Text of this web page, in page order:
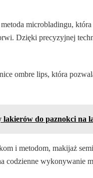
microbladingu,
Dzięki precyzyjnej
ombre lips, która
do paznokci na
i metodom, makijaż
codzienne wykonywanie